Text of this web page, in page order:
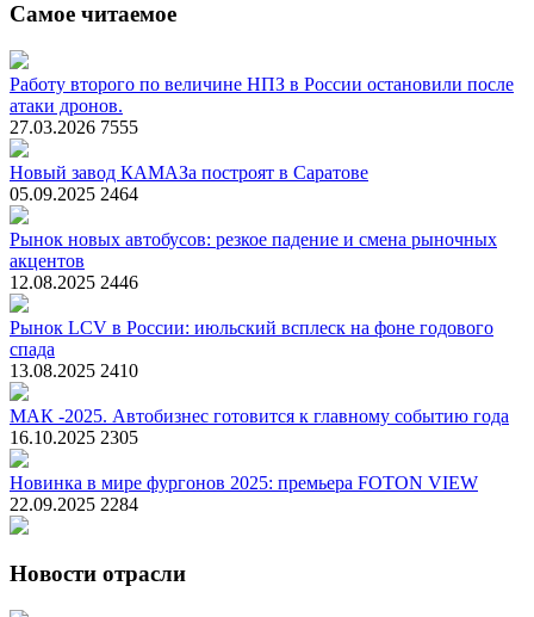
Самое читаемое
Работу второго по величине НПЗ в России остановили после
атаки дронов.
27.03.2026 7555
Новый завод КАМАЗа построят в Саратове
05.09.2025 2464
Рынок новых автобусов: резкое падение и смена рыночных
акцентов
12.08.2025 2446
Рынок LCV в России: июльский всплеск на фоне годового
спада
13.08.2025 2410
МАК -2025. Автобизнес готовится к главному событию года
16.10.2025 2305
Новинка в мире фургонов 2025: премьера FOTON VIEW
22.09.2025 2284
Новости отрасли